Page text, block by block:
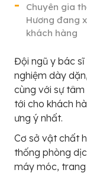
Chuyên gia
Hương đang
khách hàng
Đội ngũ y bác
nghiệm dày
cùng với sự
tới cho khách
ưng ý nhất.
Cơ sở vật chất
thống phòng
máy móc,